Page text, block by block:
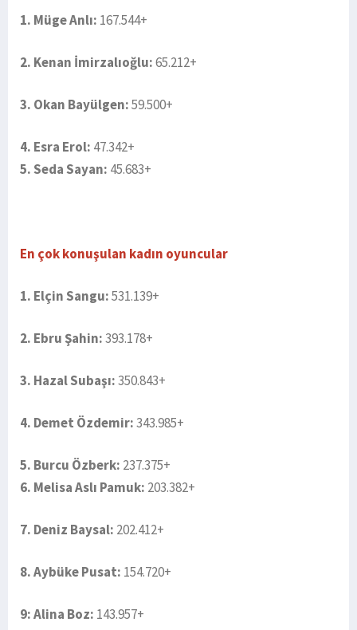
1. Müge Anlı: 167.544+
2. Kenan İmirzalıoğlu:65.212+
3. Okan Bayülgen:59.500+
4. Esra Erol: 47.342+
5. Seda Sayan: 45.683+
En çok konuşulan kadın oyuncular
1. Elçin Sangu:531.139+
2. Ebru Şahin:393.178+
3. Hazal Subaşı:350.843+
4. Demet Özdemir:343.985+
5. Burcu Özberk: 237.375+
6. Melisa Aslı Pamuk: 203.382+
7. Deniz Baysal: 202.412+
8. Aybüke Pusat: 154.720+
9: Alina Boz: 143.957+